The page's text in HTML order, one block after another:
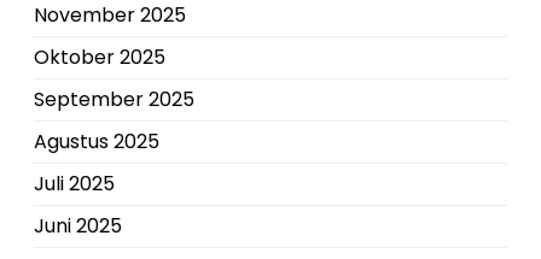
November 2025
Oktober 2025
September 2025
Agustus 2025
Juli 2025
Juni 2025